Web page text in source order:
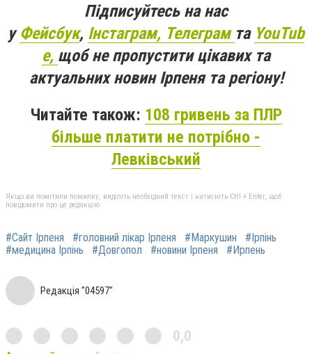
Підписуйтесь на нас
уФейсбук, Інстаграм, Телеграм та YouTub
e, щоб не пропустити цікавих та
актуальних новин Ірпеня та регіону!
Читайте також: 108 гривень за ПЛР
більше платити не потрібно -
Левківський
Якщо ви помітили помилку, виділіть необхідний текст і натисніть Ctrl + Enter, щоб
повідомити про це редакцію
#Сайт Ірпеня #головний лікар Ірпеня #Маркушин
#Ірпінь
#медицина Ірпінь
#Довгопол #новини Ірпеня #Ирпень
Редакція "04597"
0,0